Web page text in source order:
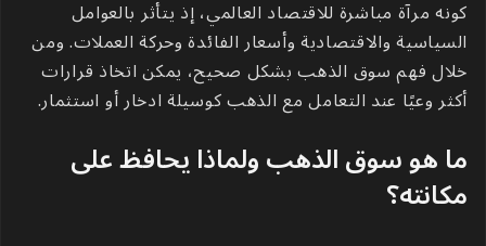
كونه مرآة مباشرة للاقتصاد العالمي، إذ يتأثر بالعوامل
السياسية والاقتصادية وأسعار الفائدة وحركة العملات. ومن
خلال فهم سوق الذهب بشكل صحيح، يمكن اتخاذ قرارات
أكثر وعيًا عند التعامل مع الذهب كوسيلة ادخار أو استثمار.
ما هو سوق الذهب ولماذا يحافظ على
مكانته؟